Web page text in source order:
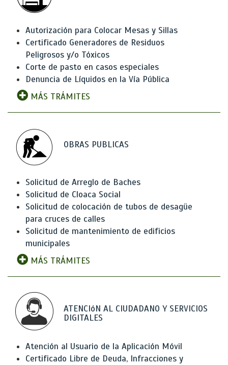
Autorización para Colocar Mesas y Sillas
Certificado Generadores de Residuos
Peligrosos y/o Tóxicos
Corte de pasto en casos especiales
Denuncia de Líquidos en la Vía Pública
MÁS TRÁMITES
OBRAS PUBLICAS
Solicitud de Arreglo de Baches
Solicitud de Cloaca Social
Solicitud de colocación de tubos de desagüe
para cruces de calles
Solicitud de mantenimiento de edificios
municipales
MÁS TRÁMITES
ATENCIóN AL CIUDADANO Y SERVICIOS
DIGITALES
Atención al Usuario de la Aplicación Móvil
Certificado Libre de Deuda, Infracciones y